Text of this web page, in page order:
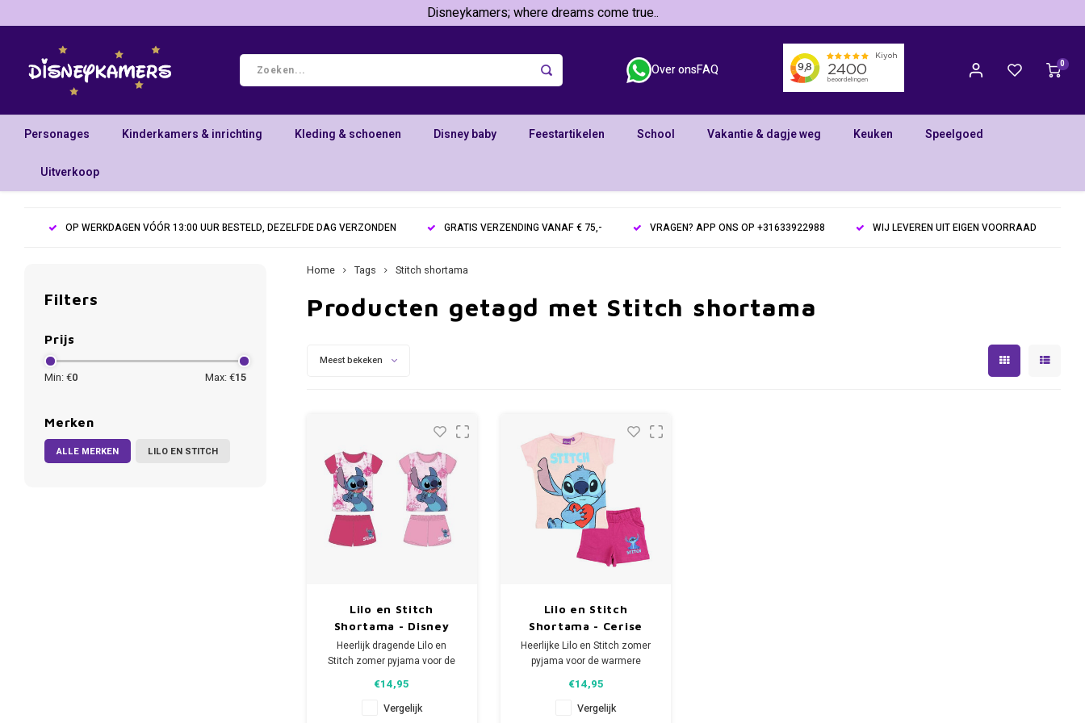
Disneykamers; where dreams come true..
Over onsFAQ 0
Personages Kinderkamers & inrichting Kleding & schoenen Disney baby Feestartikelen School Vakantie & dagje weg Keuken Speelgoed
Uitverkoop
OP WERKDAGEN VÓÓR 13:00 UUR BESTELD, DEZELFDE DAG VERZONDEN GRATIS VERZENDING VANAF € 75,- VRAGEN? APP ONS OP +31633922988 WIJ LEVEREN UIT EIGEN VOORRAAD
Filters
Prijs
Min: €0 Max: €15
Merken
ALLE MERKEN LILO EN STITCH
Home Tags Stitch shortama
Producten getagd met Stitch shortama
Meest bekeken
Lilo en Stitch
Shortama - Disney
Heerlijk dragende Lilo en
Stitch zomer pyjama voor de
Deze
leuke Disney shortama heeft
€14,95
Vergelijk
Lilo en Stitch
Shortama - Cerise
Love
Heerlijke Lilo en Stitch zomer
pyjama voor de warmere
Deze leuke Disney shortama
heeft korte mouwen en een
€14,95
Vergelijk